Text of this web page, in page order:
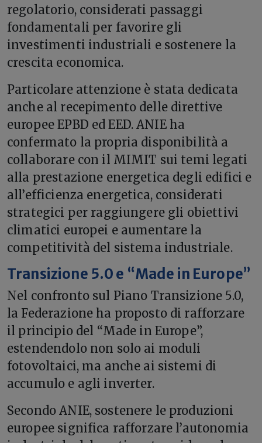
regolatorio, considerati passaggi
fondamentali per favorire gli
investimenti industriali e sostenere la
crescita economica.
Particolare attenzione è stata dedicata
anche al recepimento delle direttive
europee EPBD ed EED. ANIE ha
confermato la propria disponibilità a
collaborare con il MIMIT sui temi legati
alla prestazione energetica degli edifici e
all’efficienza energetica, considerati
strategici per raggiungere gli obiettivi
climatici europei e aumentare la
competitività del sistema industriale.
Transizione 5.0 e “Made in Europe”
Nel confronto sul Piano Transizione 5.0,
la Federazione ha proposto di rafforzare
il principio del “Made in Europe”,
estendendolo non solo ai moduli
fotovoltaici, ma anche ai sistemi di
accumulo e agli inverter.
Secondo ANIE, sostenere le produzioni
europee significa rafforzare l’autonomia